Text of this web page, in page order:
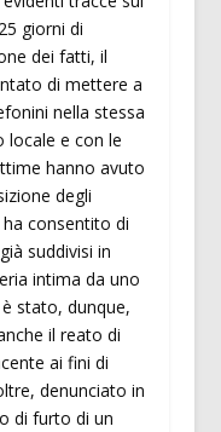
giorni di
dei fatti, il
di mettere a
nella stessa
locale e con le
hanno avuto
degli
consentito di
suddivisi in
intima da uno
stato, dunque,
il reato di
ai fini di
denunciato in
di furto di un